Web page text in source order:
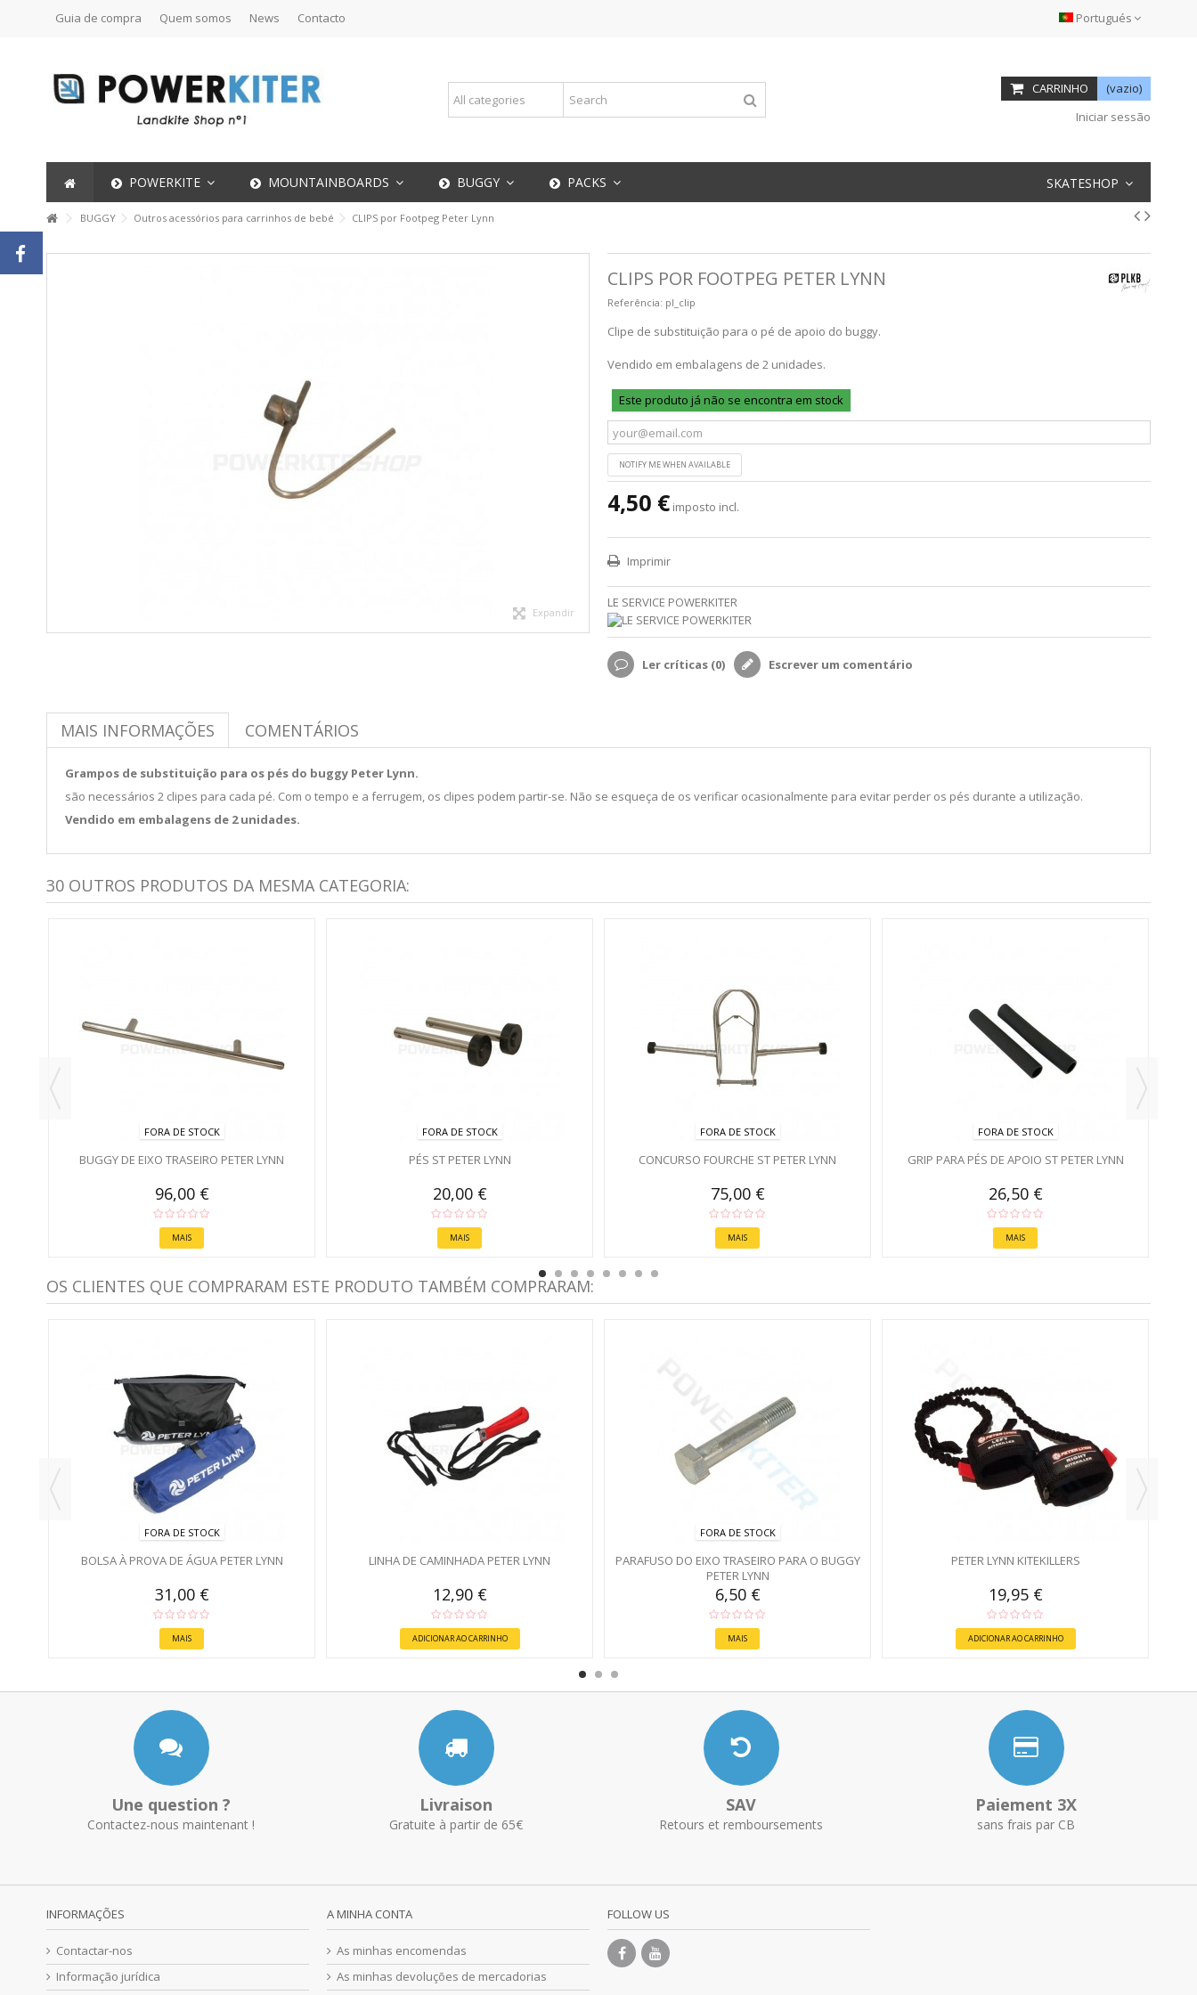
Portugués
Guia de compra Quem somos News Contacto
CARRINHO
(vazio)
Iniciar sessão
POWERKITE MOUNTAINBOARDS BUGGY PACKS SKATESHOP
BUGGY Outros acessórios para carrinhos de bebé CLIPS por Footpeg Peter Lynn
Expandir
CLIPS POR FOOTPEG PETER LYNN
Referência: pl_clip
Clipe de substituição para o pé de apoio do buggy.
Vendido em embalagens de 2 unidades.
Este produto já não se encontra em stock
NOTIFY ME WHEN AVAILABLE
4,50 € imposto incl.
Imprimir
LE SERVICE POWERKITER
Ler críticas (0) Escrever um comentário
MAIS INFORMAÇÕES COMENTÁRIOS
Grampos de substituição para os pés do buggy Peter Lynn.
são necessários 2 clipes para cada pé. Com o tempo e a ferrugem, os clipes podem partir-se. Não se esqueça de os verificar ocasionalmente para evitar perder os pés durante a utilização.
Vendido em embalagens de 2 unidades.
30 OUTROS PRODUTOS DA MESMA CATEGORIA:
FORA DE STOCK
BUGGY DE EIXO TRASEIRO PETER LYNN
96,00 €
MAIS
FORA DE STOCK
PÉS ST PETER LYNN
20,00 €
MAIS
FORA DE STOCK
CONCURSO FOURCHE ST PETER LYNN
75,00 €
MAIS
FORA DE STOCK
GRIP PARA PÉS DE APOIO ST PETER LYNN
26,50 €
MAIS
OS CLIENTES QUE COMPRARAM ESTE PRODUTO TAMBÉM COMPRARAM:
FORA DE STOCK
BOLSA À PROVA DE ÁGUA PETER LYNN
31,00 €
MAIS
LINHA DE CAMINHADA PETER LYNN
12,90 €
ADICIONAR AO CARRINHO
FORA DE STOCK
PARAFUSO DO EIXO TRASEIRO PARA O BUGGY
PETER LYNN
6,50 €
MAIS
PETER LYNN KITEKILLERS
19,95 €
ADICIONAR AO CARRINHO
Une question ?
Contactez-nous maintenant !
Livraison
Gratuite à partir de 65€
SAV
Retours et remboursements
Paiement 3X
sans frais par CB
INFORMAÇÕES
Contactar-nos
Informação jurídica
A MINHA CONTA
As minhas encomendas
As minhas devoluções de mercadorias
FOLLOW US